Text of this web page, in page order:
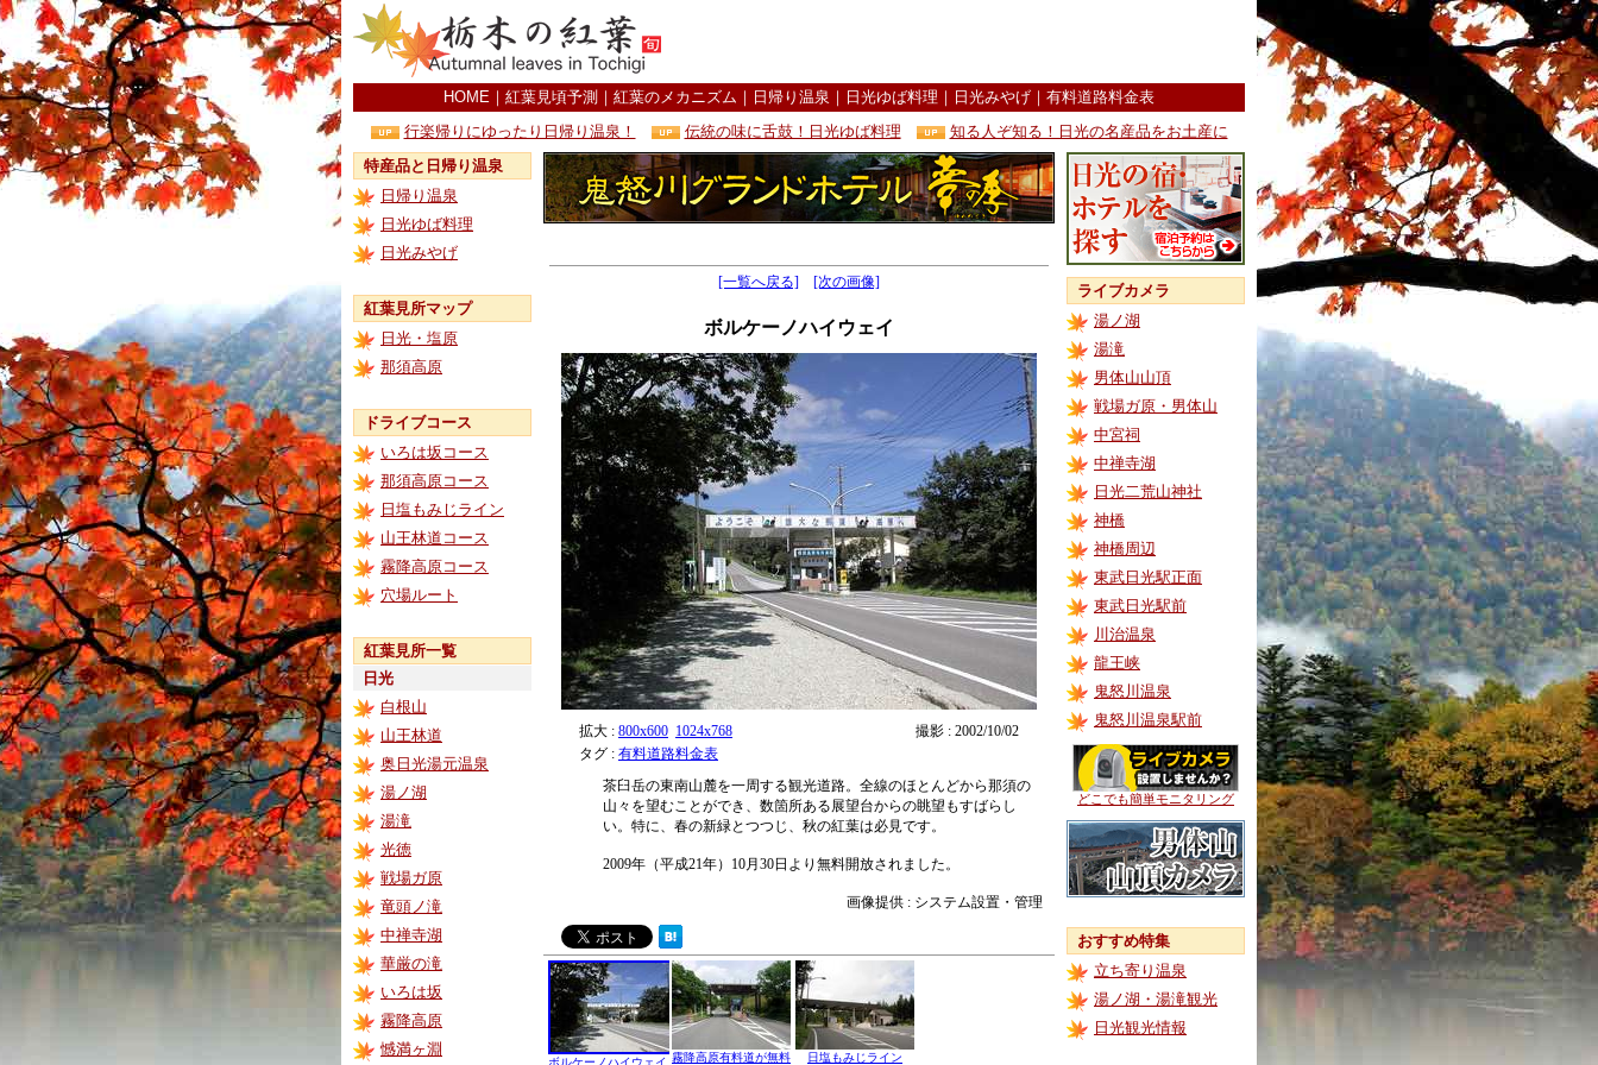
HOME ｜ 紅葉見頃予測 ｜ 紅葉のメカニズム ｜ 日帰り温泉 ｜ 日光ゆば料理 ｜ 日光みやげ ｜ 有料道路料金表
行楽帰りにゆったり日帰り温泉！
伝統の味に舌鼓！日光ゆば料理
知る人ぞ知る！日光の名産品をお土産に
特産品と日帰り温泉
日帰り温泉
日光ゆば料理
日光みやげ
紅葉見所マップ
日光・塩原
那須高原
ドライブコース
いろは坂コース
那須高原コース
日塩もみじライン
山王林道コース
霧降高原コース
穴場ルート
紅葉見所一覧
日光
白根山
山王林道
奥日光湯元温泉
湯ノ湖
湯滝
光徳
戦場ガ原
竜頭ノ滝
中禅寺湖
華厳の滝
いろは坂
霧降高原
憾満ヶ淵
[一覧へ戻る] [次の画像]
ボルケーノハイウェイ
拡大 : 800x600 1024x768
撮影 : 2002/10/02
タグ : 有料道路料金表
茶臼岳の東南山麓を一周する観光道路。全線のほとんどから那須の
山々を望むことができ、数箇所ある展望台からの眺望もすばらし
い。特に、春の新緑とつつじ、秋の紅葉は必見です。
2009年（平成21年）10月30日より無料開放されました。
画像提供 : システム設置・管理
ボルケーノハイウェイ 霧降高原有料道が無料
日塩もみじライン
ライブカメラ
湯ノ湖
湯滝
男体山山頂
戦場ガ原・男体山
中宮祠
中禅寺湖
日光二荒山神社
神橋
神橋周辺
東武日光駅正面
東武日光駅前
川治温泉
龍王峡
鬼怒川温泉
鬼怒川温泉駅前
どこでも簡単モニタリング
おすすめ特集
立ち寄り温泉
湯ノ湖・湯滝観光
日光観光情報